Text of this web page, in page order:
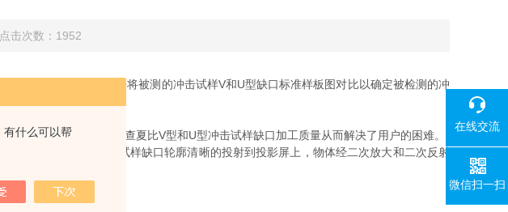
有什么可以帮
击次数：1952
上，利用光学投影方法将被测的冲击试样V和U型缺口标准样板图对比以确定被检测的冲
法判断了，可以检查夏比V型和U型冲击试样缺口加工质量从而解决了用户的困难。
系列光学元件将被测试样缺口轮廓清晰的投射到投影屏上，物体经二次放大和二次反射
在线交流
微信扫一扫